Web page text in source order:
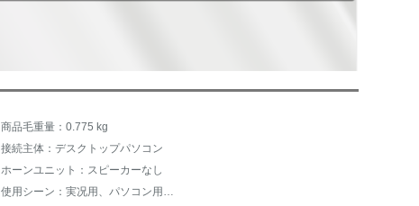
商品毛重量：0.775 kg
接続主体：デスクトップパソコン
ホーンユニット：スピーカーなし
使用シーン：実况用、パソコン用、ネット授业